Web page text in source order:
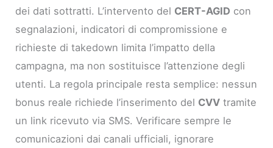
dei dati sottratti. L’intervento del CERT-AGID con
segnalazioni, indicatori di compromissione e
richieste di takedown limita l’impatto della
campagna, ma non sostituisce l’attenzione degli
utenti. La regola principale resta semplice: nessun
bonus reale richiede l’inserimento del CVV tramite
un link ricevuto via SMS. Verificare sempre le
comunicazioni dai canali ufficiali, ignorare